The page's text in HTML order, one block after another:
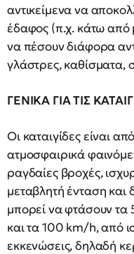
αντικείμενα να
έδαφος (π.χ. κάτω από
να πέσουν διάφορα
γλάστρες, καθίσματα,
ΓΕΝΙΚΑ ΓΙΑ ΤΙΣ
Οι καταιγίδες είναι
ατμοσφαιρικά
ραγδαίες βροχές,
μεταβλητή ένταση και
μπορεί να φτάσουν
και τα 100 km/h, από
εκκενώσεις, δηλαδή